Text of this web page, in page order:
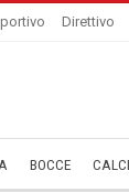
Direttivo
BOCCE